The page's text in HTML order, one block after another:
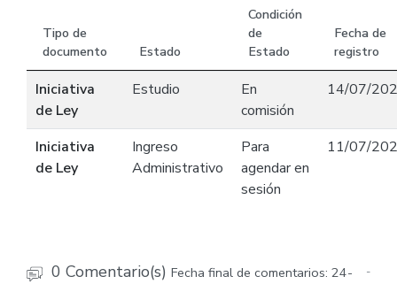
Tipo de
documento
Estado
Condición
de
Estado
Fecha de
registro
Iniciativa
de Ley
Estudio
En
comisión
14/07/
Iniciativa
de Ley
Ingreso
Administrativo
Para
agendar en
sesión
11/07/
0 Comentario(s) Fecha final de comentarios: 24-
-